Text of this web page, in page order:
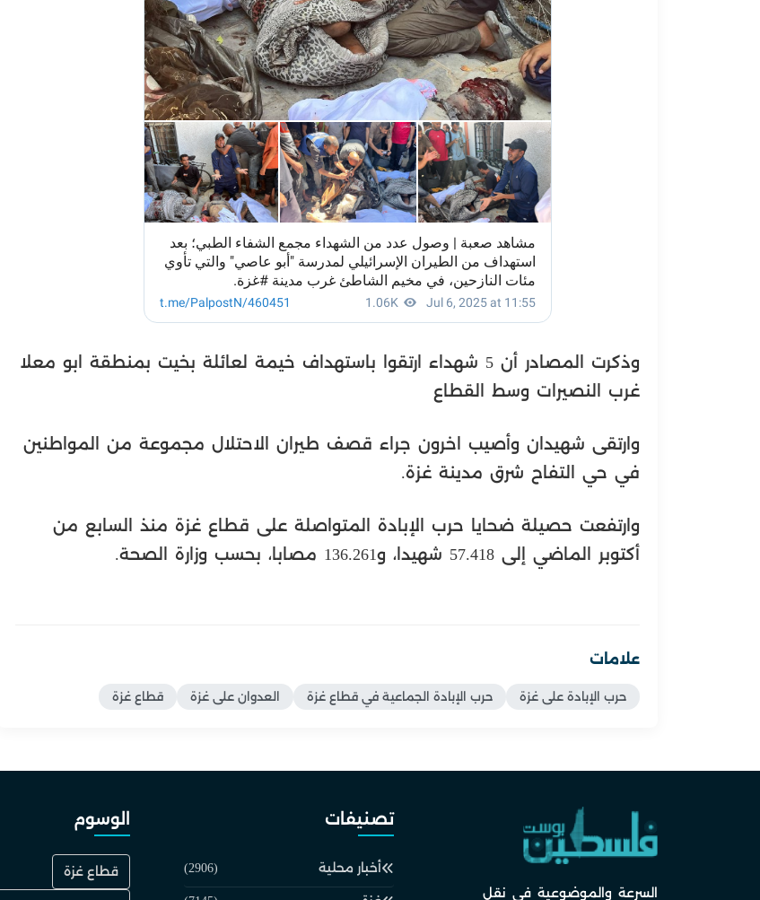
وذكرت المصادر أن 5 شهداء ارتقوا باستهداف خيمة لعائلة بخيت بمنطقة ابو معلا
غرب النصيرات وسط القطاع
وارتقى شهيدان وأصيب اخرون جراء قصف طيران الاحتلال مجموعة من المواطنين
في حي التفاح شرق مدينة غزة.
وارتفعت حصيلة ضحايا حرب الإبادة المتواصلة على قطاع غزة منذ السابع من
أكتوبر الماضي إلى 57.418 شهيدا، و136.261 مصابا، بحسب وزارة الصحة.
علامات
حرب الإبادة على غزة حرب الإبادة الجماعية في قطاع غزة العدوان على غزة قطاع غزة
السرعة والموضوعية في نقل
تصنيفات
أخبار محلية (2906)
الوسوم
قطاع غزة